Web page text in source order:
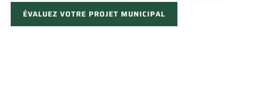
ÉVALUEZ VOTRE PROJET MUNICIPAL